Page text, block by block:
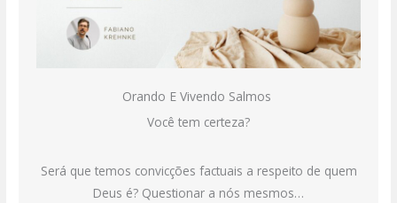
Orando E Vivendo Salmos
Você tem certeza?
Será que temos convicções factuais a respeito de quem
Deus é? Questionar a nós mesmos…